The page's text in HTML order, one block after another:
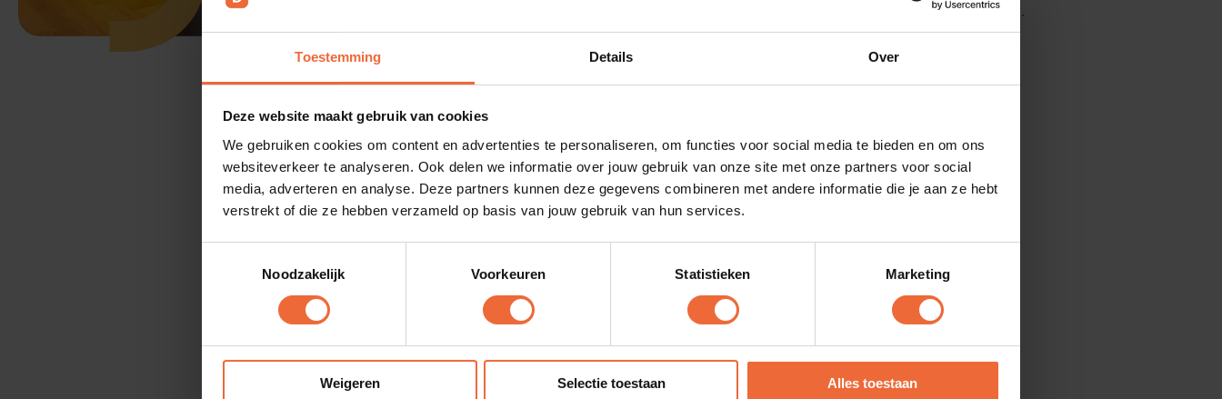
Toestemming Details Over
Deze website maakt gebruik van cookies
We gebruiken cookies om content en advertenties te personaliseren, om functies voor social media te bieden en om ons
websiteverkeer te analyseren. Ook delen we informatie over jouw gebruik van onze site met onze partners voor social
media, adverteren en analyse. Deze partners kunnen deze gegevens combineren met andere informatie die je aan ze hebt
verstrekt of die ze hebben verzameld op basis van jouw gebruik van hun services.
Noodzakelijk
Voorkeuren Statistieken Marketing
Weigeren Selectie toestaan Alles toestaan
één klik kan er geswitcht worden naar de gewenste taal.
Zij vertrouwen op DISH
Bestelzuilen
Alle klantverhalen